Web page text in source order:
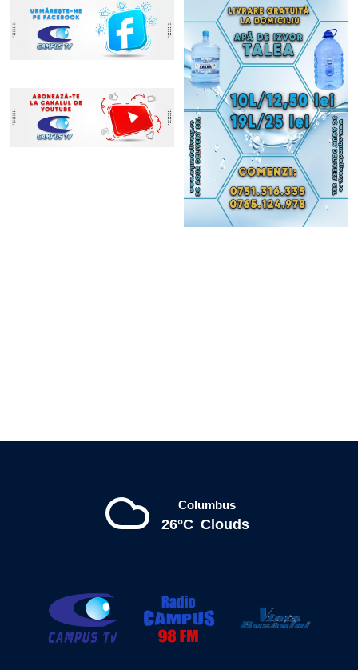
Columbus
26°C Clouds